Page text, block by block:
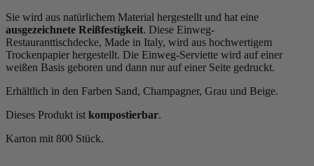
Sie wird aus natürlichem Material hergestellt und hat eine
ausgezeichnete Reißfestigkeit. Diese Einweg-
Restauranttischdecke, Made in Italy, wird aus hochwertigem
Trockenpapier hergestellt. Die Einweg-Serviette wird auf einer
weißen Basis geboren und dann nur auf einer Seite gedruckt.
Erhältlich in den Farben Sand, Champagner, Grau und Beige.
Dieses Produkt ist kompostierbar.
Karton mit 800 Stück.